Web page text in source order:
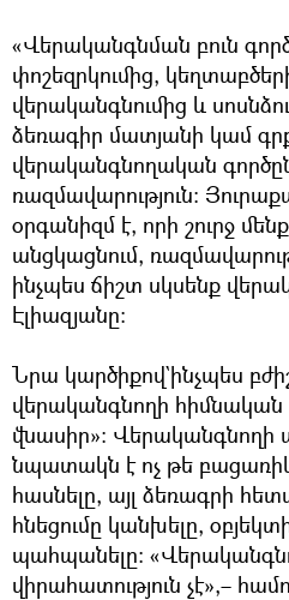
«Վերականգնման բուն
փոշեզրկումից,
վերականգնումից և
ձեռագիր մատյանի կամ
վերականգնողական
ռազմավարություն։
օրգանիզմ է, որի շուրջ
անցկացնում,
ինչպես ճիշտ սկսենք
Էլիազյանը։
Նրա կարծիքով`ինչպես
վերականգնողի հիմնական
վնասիր»։
նպատակն է ոչ թե բացառիկ
հասնելը, այլ ձեռագրի
հնեցումը կանխելը,
պահպանելը։
վիրահատություն չէ»,–